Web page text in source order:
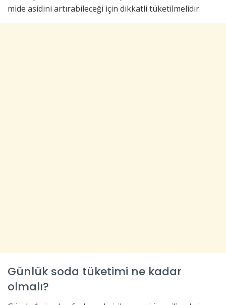
mide asidini artırabileceği için dikkatli tüketilmelidir.
Günlük soda tüketimi ne kadar
olmalı?